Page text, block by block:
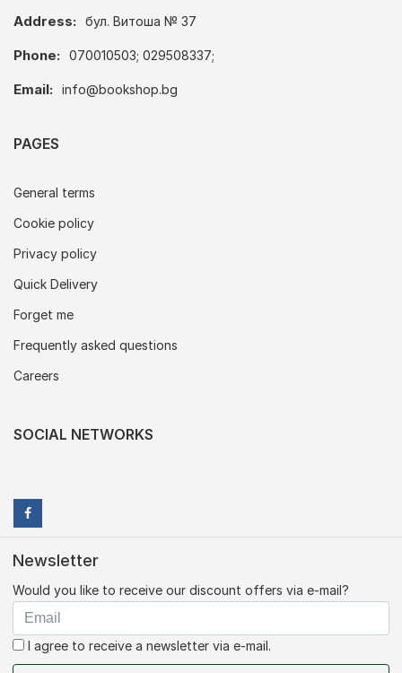
Address: бул. Витоша № 37
Phone: 070010503; 029508337;
Email: info@bookshop.bg
PAGES
General terms
Cookie policy
Privacy policy
Quick Delivery
Forget me
Frequently asked questions
Careers
SOCIAL NETWORKS
Newsletter
Would you like to receive our discount offers via e-mail?
I agree to receive a newsletter via e-mail.